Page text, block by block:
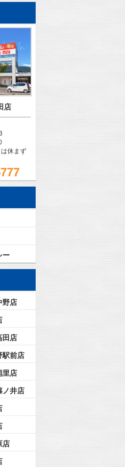
店
休まず
ー
野店
田店
駅前店
里店
ノ井店
店